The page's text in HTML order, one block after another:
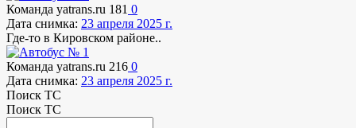
Команда yatrans.ru 181 0
Дата снимка: 23 апреля 2025 г.
Где-то в Кировском районе..
Команда yatrans.ru 216 0
Дата снимка: 23 апреля 2025 г.
Поиск ТС
Поиск ТС